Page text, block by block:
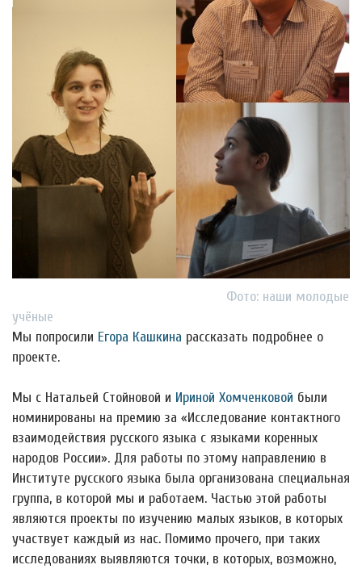
Фото: наши молодые
учёные
Мы попросили Егора Кашкина рассказать подробнее о
проекте.
Мы с Натальей Стойновой и Ириной Хомченковой были
номинированы на премию за «Исследование контактного
взаимодействия русского языка с языками коренных
народов России». Для работы по этому направлению в
Институте русского языка была организована специальная
группа, в которой мы и работаем. Частью этой работы
являются проекты по изучению малых языков, в которых
участвует каждый из нас. Помимо прочего, при таких
исследованиях выявляются точки, в которых, возможно,